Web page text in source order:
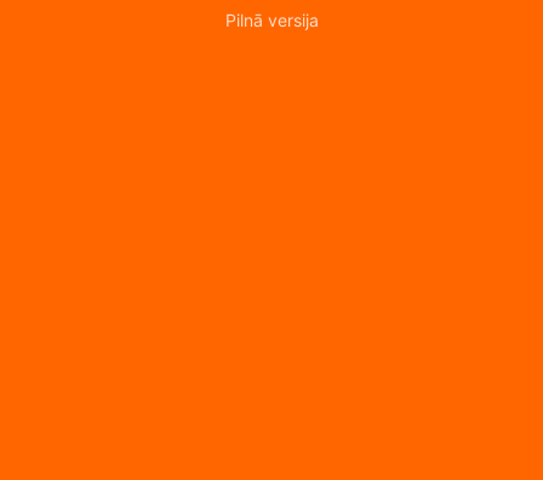
Pilnā versija